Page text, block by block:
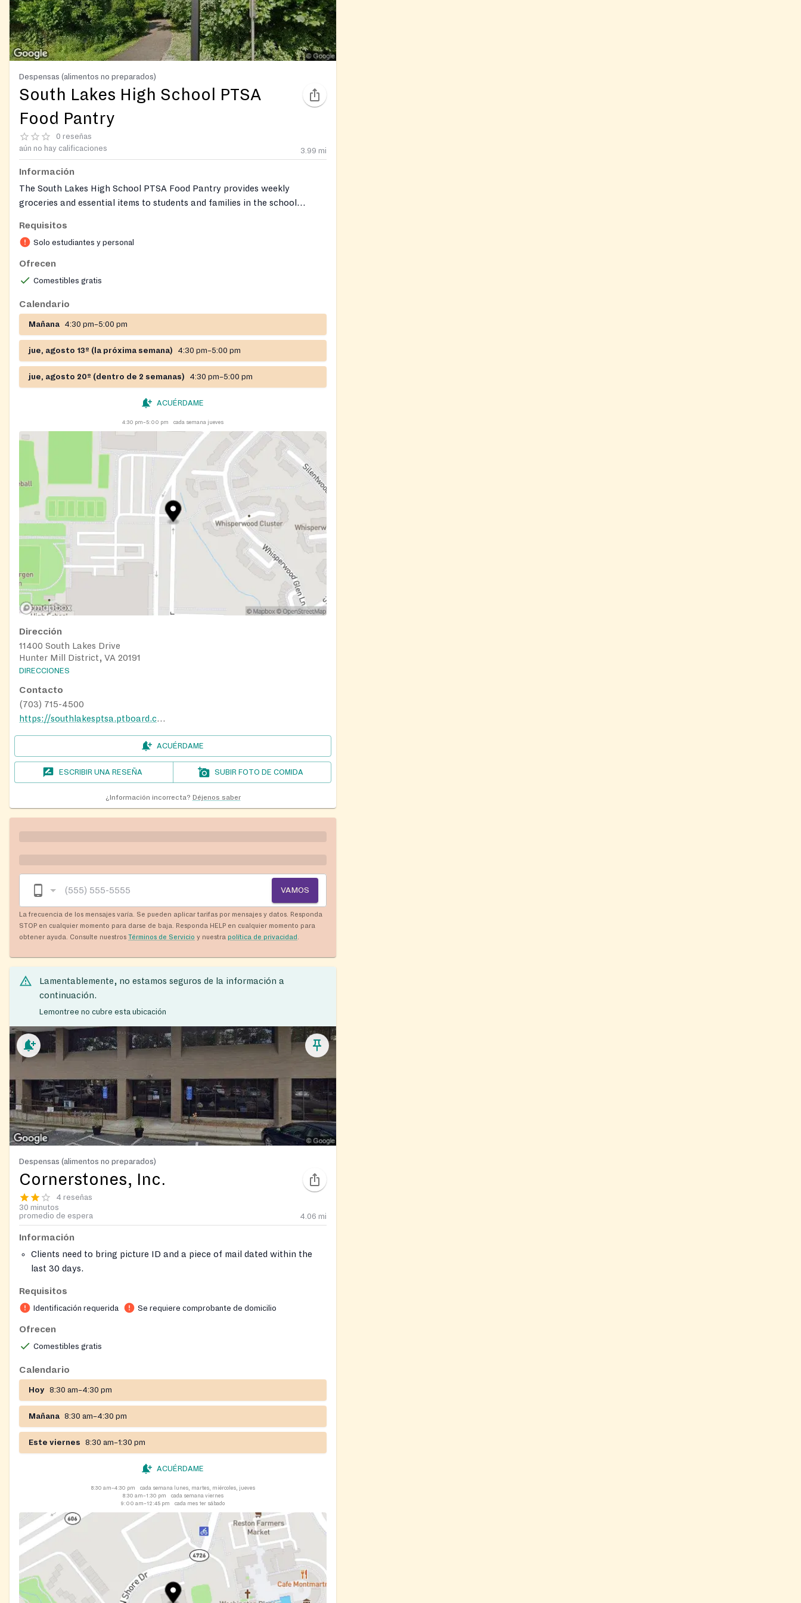
Despensas (alimentos no preparados)
South Lakes High School PTSA
Food Pantry
0 reseñas
aún no hay calificaciones
3.99 mi
Información
The South Lakes High School PTSA Food Pantry provides weekly
groceries and essential items to students and families in the school
distributions at the school entrance. The pantry offers fresh produce,
toiletries, and a client‑choice selection of food items.
Requisitos
Solo estudiantes y personal
Ofrecen
Comestibles gratis
Calendario
Mañana 4:30 pm–5:00 pm
jue, agosto 13º (la próxima semana) 4:30 pm–5:00 pm
jue, agosto 20º (dentro de 2 semanas) 4:30 pm–5:00 pm
ACUÉRDAME
4:30 pm–5:00 pm cada semana jueves
Dirección
11400 South Lakes Drive
Hunter Mill District, VA 20191
DIRECCIONES
Contacto
(703) 715-4500
https://southlakesptsa.ptboard.com/school/cm?mid=5660
ACUÉRDAME
ESCRIBIR UNA RESEÑA SUBIR FOTO DE COMIDA
¿Información incorrecta? Déjenos saber
VAMOS
La frecuencia de los mensajes varía. Se pueden aplicar tarifas por mensajes y datos. Responda
STOP en cualquier momento para darse de baja. Responda HELP en cualquier momento para
obtener ayuda. Consulte nuestros Términos de Servicio y nuestra política de privacidad
Lamentablemente, no estamos seguros de la información a
continuación.
Lemontree no cubre esta ubicación
Despensas (alimentos no preparados)
Cornerstones, Inc.
4 reseñas
30 minutos
promedio de espera
4.06 mi
Información
Clients need to bring picture ID and a piece of mail dated within the
last 30 days.
Requisitos
Identificación requerida Se requiere comprobante de domicilio
Ofrecen
Comestibles gratis
Calendario
Hoy 8:30 am–4:30 pm
Mañana 8:30 am–4:30 pm
Este viernes 8:30 am–1:30 pm
ACUÉRDAME
8:30 am–4:30 pm
cada semana lunes, martes, miércoles, jueves
8:30 am–1:30 pm
cada semana viernes
9:00 am–12:45 pm
cada mes 1er sábado